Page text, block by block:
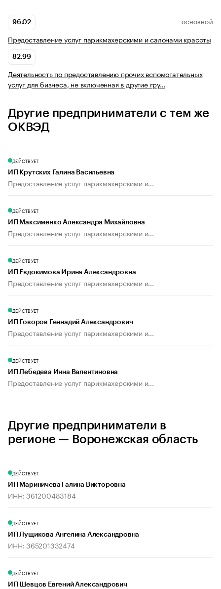
96.02 ОСНОВНОЙ
Предоставление услуг парикмахерскими и салонами красоты
82.99
Деятельность по предоставлению прочих вспомогательных
услуг для бизнеса, не включенная в другие гру…
Другие предприниматели с тем же
ОКВЭД
ДЕЙСТВУЕТ
ИП Крутских Галина Васильевна
Предоставление услуг парикмахерскими и...
ДЕЙСТВУЕТ
ИП Максименко Александра Михайловна
Предоставление услуг парикмахерскими и...
ДЕЙСТВУЕТ
ИП Евдокимова Ирина Александровна
Предоставление услуг парикмахерскими и...
ДЕЙСТВУЕТ
ИП Говоров Геннадий Александрович
Предоставление услуг парикмахерскими и...
ДЕЙСТВУЕТ
ИП Лебедева Инна Валентиновна
Предоставление услуг парикмахерскими и...
Другие предприниматели в
регионе — Воронежская область
ДЕЙСТВУЕТ
ИП Мариничева Галина Викторовна
ИНН: 361200483184
ДЕЙСТВУЕТ
ИП Лущикова Ангелина Александровна
ИНН: 365201332474
ДЕЙСТВУЕТ
ИП Шевцов Евгений Александрович